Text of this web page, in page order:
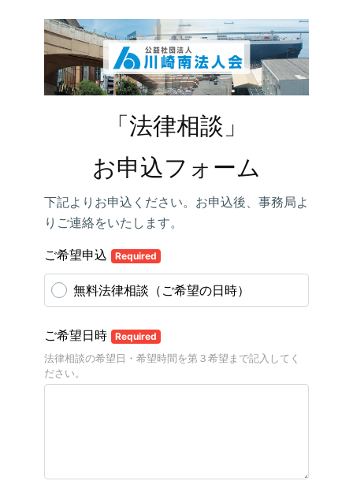
「法律相談」
お申込フォーム
下記よりお申込ください。お申込後、事務局よ
りご連絡をいたします。
ご希望申込 Required
無料法律相談（ご希望の日時）
ご希望日時 Required
法律相談の希望日・希望時間を第３希望まで記入してく
ださい。